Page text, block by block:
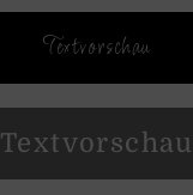
Textvorschau
Textvorschau